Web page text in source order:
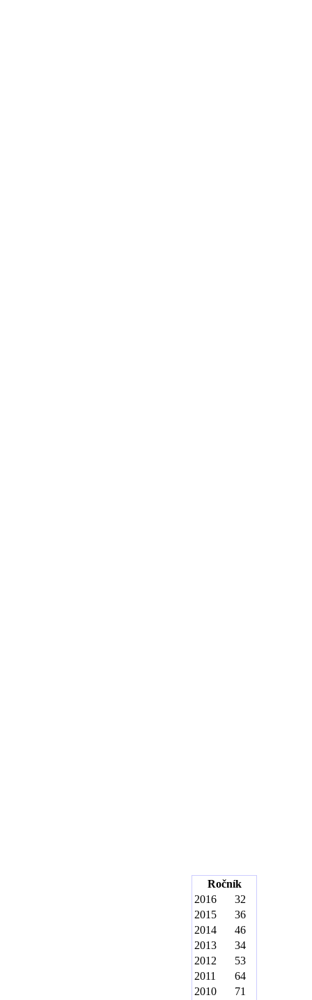
Ročník
2016
32
2015
36
2014
46
2013
34
2012
53
2011
64
2010
71